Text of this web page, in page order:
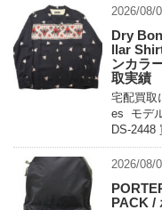
2026/08/
Dry
llar
ンカラ
取実績
宅配買取
es モデ
DS-
2026/08/
PACK /